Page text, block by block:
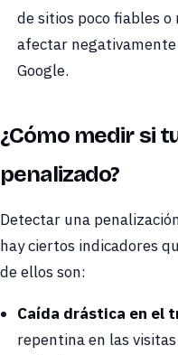
de sitios poco fiables
afectar
Google.
¿Cómo medir si
penalizado?
Detectar una
hay ciertos indicadores
de ellos son:
Caída drástica en el
repentina en las